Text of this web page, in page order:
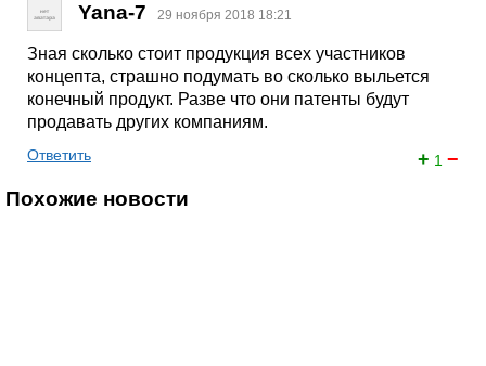
Yana-7 29 ноября 2018 18:21
Зная сколько стоит продукция всех участников
концепта, страшно подумать во сколько выльется
конечный продукт. Разве что они патенты будут
продавать других компаниям.
+ 1 −
Ответить
Похожие новости